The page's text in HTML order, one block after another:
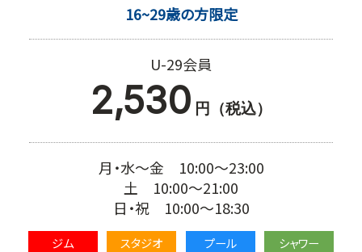
U-29会員
16~29歳の方限定
2,530 円（税込）
月・水～金 10:00～23:00
土 10:00～21:00
日・祝 10:00～18:30
ジム スタジオ プール
シャワー